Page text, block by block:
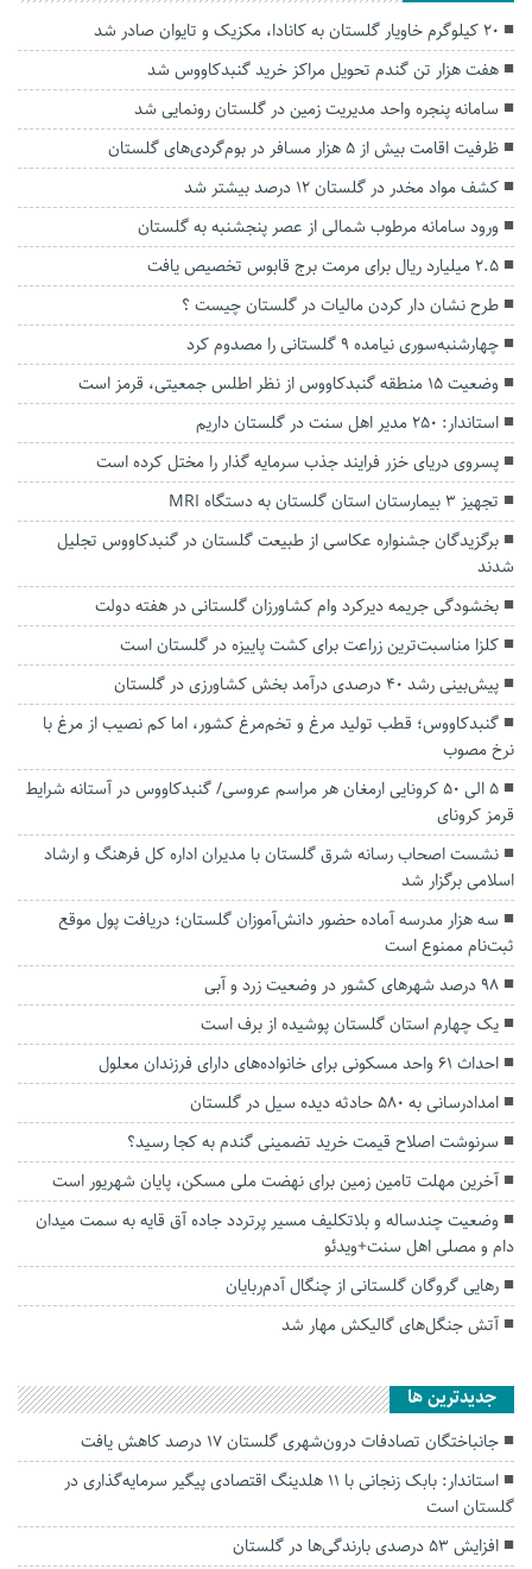
۲۰ کیلوگرم خاویار گلستان به کانادا، مکزیک و تایوان صادر شد
هفت هزار تن گندم تحویل مراکز خرید گنبدکاووس شد
سامانه پنجره واحد مدیریت زمین در گلستان رونمایی شد
ظرفیت اقامت بیش از ۵ هزار مسافر در بوم‌گردی‌های گلستان
کشف مواد مخدر در گلستان ۱۲ درصد بیشتر شد
ورود سامانه مرطوب شمالی از عصر پنجشنبه به گلستان
۲.۵ میلیارد ریال برای مرمت برج قابوس تخصیص یافت
طرح نشان دار کردن مالیات در گلستان چیست ؟
چهارشنبه‌سوری نیامده ۹ گلستانی را مصدوم کرد
وضعیت ۱۵ منطقه گنبدکاووس از نظر اطلس جمعیتی، قرمز است
استاندار: ۲۵۰ مدیر اهل سنت در گلستان داریم
پسروی دریای خزر فرایند جذب سرمایه گذار را مختل کرده است
تجهیز ۳ بیمارستان استان گلستان به دستگاه MRI
برگزیدگان جشنواره عکاسی از طبیعت گلستان در گنبدکاووس تجلیل
شدند
بخشودگی جریمه دیرکرد وام کشاورزان گلستانی در هفته دولت
کلزا مناسبت‌ترین زراعت برای کشت پاییزه در گلستان است
پیش‌بینی رشد ۴۰ درصدی درآمد بخش کشاورزی در گلستان
گنبدکاووس؛ قطب تولید مرغ و تخم‌مرغ کشور، اما کم نصیب از مرغ با
نرخ مصوب
5 الی 50 کرونایی ارمغان هر مراسم عروسی/ گنبدکاووس در آستانه شرایط
قرمز کرونای
نشست اصحاب رسانه شرق گلستان با مدیران اداره کل فرهنگ و ارشاد
اسلامی برگزار شد
سه هزار مدرسه آماده حضور دانش‌آموزان گلستان؛ دریافت پول موقع
ثبت‌نام ممنوع است
۹۸ درصد شهرهای کشور در وضعیت زرد و آبی
یک چهارم استان گلستان پوشیده از برف است
احداث ۶۱ واحد مسکونی برای خانواده‌های دارای فرزندان معلول
امدادرسانی به ۵۸۰ حادثه دیده سیل در گلستان
سرنوشت اصلاح قیمت خرید تضمینی گندم به کجا رسید؟
آخرین مهلت تامین زمین برای نهضت ملی مسکن، پایان شهریور است
وضعیت چندساله و بلاتکلیف مسیر پرتردد جاده آق قایه به سمت میدان
دام و مصلی اهل سنت+ویدئو
رهایی گروگان گلستانی از چنگال آدم‌ربایان
آتش جنگل‌های گالیکش مهار شد
جديدترين ها
جانباختگان تصادفات درون‌شهری گلستان ۱۷ درصد کاهش یافت
استاندار: بابک زنجانی با ۱۱ هلدینگ اقتصادی پیگیر سرمایه‌گذاری در
گلستان است
افزایش ۵۳ درصدی بارندگی‌ها در گلستان